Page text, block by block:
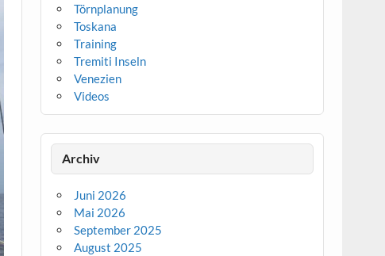
Törnplanung
Toskana
Training
Tremiti Inseln
Venezien
Videos
Archiv
Juni 2026
Mai 2026
September 2025
August 2025